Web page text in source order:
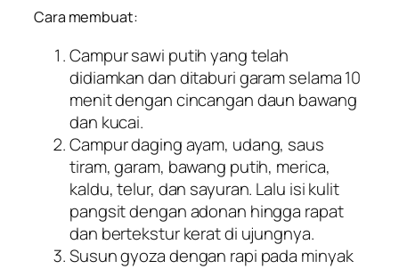
Cara membuat:
Campur sawi putih yang telah
didiamkan dan ditaburi garam selama 10
menit dengan cincangan daun bawang
dan kucai.
Campur daging ayam, udang, saus
tiram, garam, bawang putih, merica,
kaldu, telur, dan sayuran. Lalu isi kulit
pangsit dengan adonan hingga rapat
dan bertekstur kerat di ujungnya.
Susun gyoza dengan rapi pada minyak